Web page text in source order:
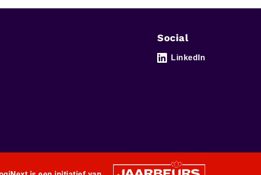
Social
LinkedIn